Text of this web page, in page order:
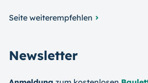
Seite weiterempfehlen
Newsletter